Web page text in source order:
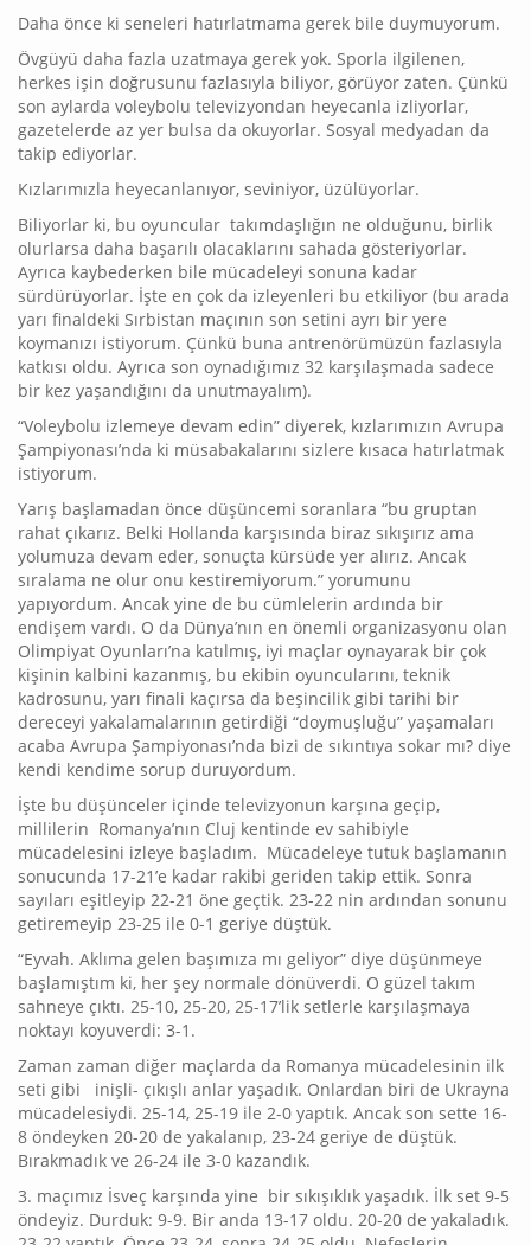
Daha önce ki seneleri hatırlatmama gerek bile duymuyorum.
Övgüyü daha fazla uzatmaya gerek yok. Sporla ilgilenen,
herkes işin doğrusunu fazlasıyla biliyor, görüyor zaten. Çünkü
son aylarda voleybolu televizyondan heyecanla izliyorlar,
gazetelerde az yer bulsa da okuyorlar. Sosyal medyadan da
takip ediyorlar.
Kızlarımızla heyecanlanıyor, seviniyor, üzülüyorlar.
Biliyorlar ki, bu oyuncular takımdaşlığın ne olduğunu, birlik
olurlarsa daha başarılı olacaklarını sahada gösteriyorlar.
Ayrıca kaybederken bile mücadeleyi sonuna kadar
sürdürüyorlar. İşte en çok da izleyenleri bu etkiliyor (bu arada
yarı finaldeki Sırbistan maçının son setini ayrı bir yere
koymanızı istiyorum. Çünkü buna antrenörümüzün fazlasıyla
katkısı oldu. Ayrıca son oynadığımız 32 karşılaşmada sadece
bir kez yaşandığını da unutmayalım).
“Voleybolu izlemeye devam edin” diyerek, kızlarımızın Avrupa
Şampiyonası’nda ki müsabakalarını sizlere kısaca hatırlatmak
istiyorum.
Yarış başlamadan önce düşüncemi soranlara “bu gruptan
rahat çıkarız. Belki Hollanda karşısında biraz sıkışırız ama
yolumuza devam eder, sonuçta kürsüde yer alırız. Ancak
sıralama ne olur onu kestiremiyorum.” yorumunu
yapıyordum. Ancak yine de bu cümlelerin ardında bir
endişem vardı. O da Dünya’nın en önemli organizasyonu olan
Olimpiyat Oyunları’na katılmış, iyi maçlar oynayarak bir çok
kişinin kalbini kazanmış, bu ekibin oyuncularını, teknik
kadrosunu, yarı finali kaçırsa da beşincilik gibi tarihi bir
dereceyi yakalamalarının getirdiği “doymuşluğu” yaşamaları
acaba Avrupa Şampiyonası’nda bizi de sıkıntıya sokar mı? diye
kendi kendime sorup duruyordum.
İşte bu düşünceler içinde televizyonun karşına geçip,
millilerin Romanya’nın Cluj kentinde ev sahibiyle
mücadelesini izleye başladım. Mücadeleye tutuk başlamanın
sonucunda 17-21’e kadar rakibi geriden takip ettik. Sonra
sayıları eşitleyip 22-21 öne geçtik. 23-22 nin ardından sonunu
getiremeyip 23-25 ile 0-1 geriye düştük.
“Eyvah. Aklıma gelen başımıza mı geliyor” diye düşünmeye
başlamıştım ki, her şey normale dönüverdi. O güzel takım
sahneye çıktı. 25-10, 25-20, 25-17’lik setlerle karşılaşmaya
noktayı koyuverdi: 3-1.
Zaman zaman diğer maçlarda da Romanya mücadelesinin ilk
seti gibi inişli- çıkışlı anlar yaşadık. Onlardan biri de Ukrayna
mücadelesiydi. 25-14, 25-19 ile 2-0 yaptık. Ancak son sette 16-
8 öndeyken 20-20 de yakalanıp, 23-24 geriye de düştük.
Bırakmadık ve 26-24 ile 3-0 kazandık.
3. maçımız İsveç karşında yine bir sıkışıklık yaşadık. İlk set 9-5
öndeyiz. Durduk: 9-9. Bir anda 13-17 oldu. 20-20 de yakaladık.